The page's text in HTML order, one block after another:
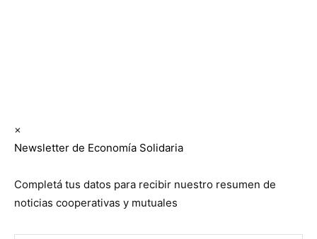
×
Newsletter de Economía Solidaria
Completá tus datos para recibir nuestro resumen de
noticias cooperativas y mutuales